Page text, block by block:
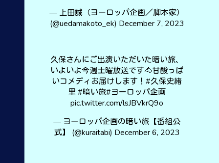
— 上田誠（ヨーロッパ企画／脚本家）
(@uedamakoto_ek) December 7, 2023
久保さんにご出演いただいた暗い旅、
いよいよ今週土曜放送です🐴甘酸っぱ
いコメディお届けします！#久保史緒
里#暗い旅#ヨーロッパ企画
pic.twitter.com/lsJBVkrQ9o
— ヨーロッパ企画の暗い旅【番組公
式】 (@kuraitabi) December 6, 2023